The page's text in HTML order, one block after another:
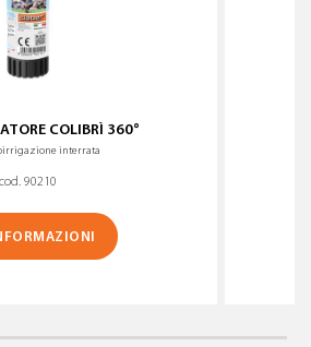
COLIBRÌ 360°
interrata
cod. 90210